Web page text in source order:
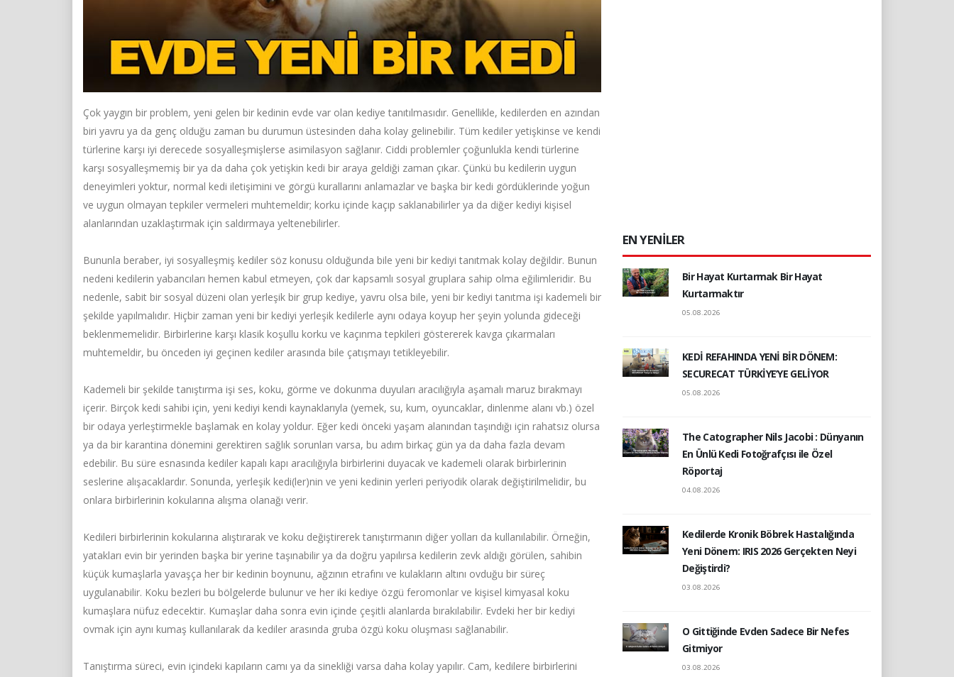
Çok yaygın bir problem, yeni gelen bir kedinin evde var olan kediye tanıtılmasıdır. Genellikle, kedilerden en azından
biri yavru ya da genç olduğu zaman bu durumun üstesinden daha kolay gelinebilir. Tüm kediler yetişkinse ve kendi
türlerine karşı iyi derecede sosyalleşmişlerse asimilasyon sağlanır. Ciddi problemler çoğunlukla kendi türlerine
karşı sosyalleşmemiş bir ya da daha çok yetişkin kedi bir araya geldiği zaman çıkar. Çünkü bu kedilerin uygun
deneyimleri yoktur, normal kedi iletişimini ve görgü kurallarını anlamazlar ve başka bir kedi gördüklerinde yoğun
ve uygun olmayan tepkiler vermeleri muhtemeldir; korku içinde kaçıp saklanabilirler ya da diğer kediyi kişisel
alanlarından uzaklaştırmak için saldırmaya yeltenebilirler.
Bununla beraber, iyi sosyalleşmiş kediler söz konusu olduğunda bile yeni bir kediyi tanıtmak kolay değildir. Bunun
nedeni kedilerin yabancıları hemen kabul etmeyen, çok dar kapsamlı sosyal gruplara sahip olma eğilimleridir. Bu
nedenle, sabit bir sosyal düzeni olan yerleşik bir grup kediye, yavru olsa bile, yeni bir kediyi tanıtma işi kademeli bir
şekilde yapılmalıdır. Hiçbir zaman yeni bir kediyi yerleşik kedilerle aynı odaya koyup her şeyin yolunda gideceği
beklenmemelidir. Birbirlerine karşı klasik koşullu korku ve kaçınma tepkileri göstererek kavga çıkarmaları
muhtemeldir, bu önceden iyi geçinen kediler arasında bile çatışmayı tetikleyebilir.
Kademeli bir şekilde tanıştırma işi ses, koku, görme ve dokunma duyuları aracılığıyla aşamalı maruz bırakmayı
içerir. Birçok kedi sahibi için, yeni kediyi kendi kaynaklarıyla (yemek, su, kum, oyuncaklar, dinlenme alanı vb.) özel
bir odaya yerleştirmekle başlamak en kolay yoldur. Eğer kedi önceki yaşam alanından taşındığı için rahatsız olursa
ya da bir karantina dönemini gerektiren sağlık sorunları varsa, bu adım birkaç gün ya da daha fazla devam
edebilir. Bu süre esnasında kediler kapalı kapı aracılığıyla birbirlerini duyacak ve kademeli olarak birbirlerinin
seslerine alışacaklardır. Sonunda, yerleşik kedi(ler)nin ve yeni kedinin yerleri periyodik olarak değiştirilmelidir, bu
onlara birbirlerinin kokularına alışma olanağı verir.
Kedileri birbirlerinin kokularına alıştırarak ve koku değiştirerek tanıştırmanın diğer yolları da kullanılabilir. Örneğin,
yatakları evin bir yerinden başka bir yerine taşınabilir ya da doğru yapılırsa kedilerin zevk aldığı görülen, sahibin
küçük kumaşlarla yavaşça her bir kedinin boynunu, ağzının etrafını ve kulakların altını ovduğu bir süreç
uygulanabilir. Koku bezleri bu bölgelerde bulunur ve her iki kediye özgü feromonlar ve kişisel kimyasal koku
kumaşlara nüfuz edecektir. Kumaşlar daha sonra evin içinde çeşitli alanlarda bırakılabilir. Evdeki her bir kediyi
ovmak için aynı kumaş kullanılarak da kediler arasında gruba özgü koku oluşması sağlanabilir.
Tanıştırma süreci, evin içindeki kapıların camı ya da sinekliği varsa daha kolay yapılır. Cam, kedilere birbirlerini
EN YENİLER
Bir Hayat Kurtarmak Bir Hayat
Kurtarmaktır
05.08.2026
KEDİ REFAHINDA YENİ BİR DÖNEM:
SECURECAT TÜRKİYE’YE GELİYOR
05.08.2026
The Catographer Nils Jacobi : Dünyanın
En Ünlü Kedi Fotoğrafçısı ile Özel
Röportaj
04.08.2026
Kedilerde Kronik Böbrek Hastalığında
Yeni Dönem: IRIS 2026 Gerçekten Neyi
Değiştirdi?
03.08.2026
O Gittiğinde Evden Sadece Bir Nefes
Gitmiyor
03.08.2026